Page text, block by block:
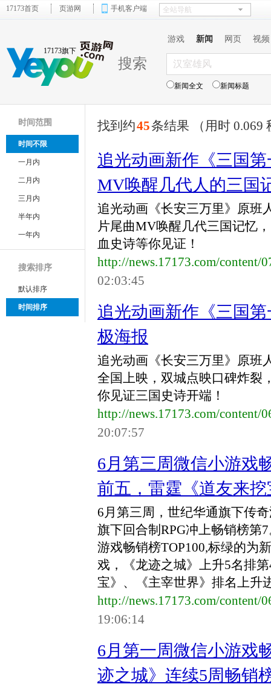
17173首页 页游网 手机客户端
17173旗下
游戏 新闻 网页 视频
搜索
新闻全文 新闻标题
时间范围
时间不限
一月内
二月内
三月内
半年内
一年内
搜索排序
默认排序
时间排序
找到约45条结果 （用时 0.069
追光动画新作《三国
MV唤醒几代人的三国
追光动画《长安三万里》原班
片尾曲MV唤醒几代三国记忆
血史诗等你见证！
http://news.17173.com/content/
02:03:45
追光动画新作《三国
极海报
追光动画《长安三万里》原班
全国上映，双城点映口碑炸裂
你见证三国史诗开端！
http://news.17173.com/content/
20:07:57
6月第三周微信小游戏
前五，雷霆《道友来
6月第三周，世纪华通旗下传
旗下回合制RPG冲上畅销榜第
游戏畅销榜TOP100,标绿的为
戏，《龙迹之城》上升5名排
宝》、《主宰世界》排名上升
http://news.17173.com/content/
19:06:14
6月第一周微信小游戏
迹之城》连续5周畅销